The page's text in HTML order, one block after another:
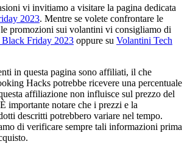
vi invitiamo a visitare la pagina dedicata
2023. Mentre se volete confrontare le
promozioni sui volantini vi consigliamo di
Friday 2023 oppure su Volantini Tech
in questa pagina sono affiliati, il che
Hacks potrebbe ricevere una percentuale
affiliazione non influisce sul prezzo del
importante notare che i prezzi e la
descritti potrebbero variare nel tempo.
di verificare sempre tali informazioni prima